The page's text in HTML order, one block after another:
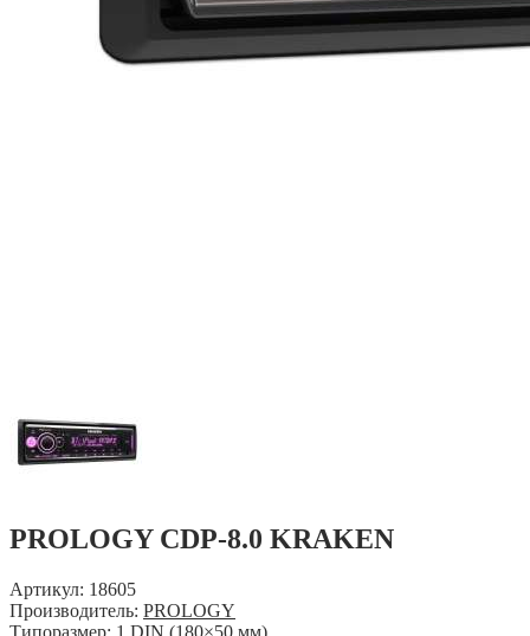
PROLOGY CDP-8.0 KRAKEN
Артикул: 18605
Производитель: PROLOGY
Типоразмер: 1 DIN (180×50 мм)